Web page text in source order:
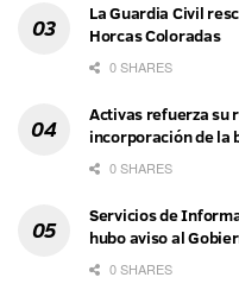
La Guardia Civil
Horcas Coloradas
0 SHARES
Activas refuerza su
incorporación de la
0 SHARES
Servicios de
hubo aviso al
0 SHARES